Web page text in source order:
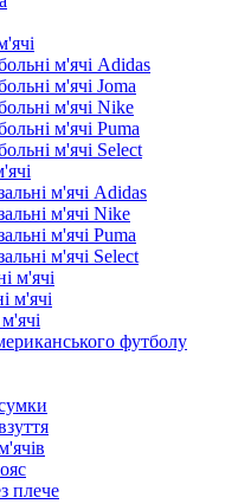
м'ячі Adidas
м'ячі Joma
м'ячі Nike
м'ячі Puma
м'ячі Select
м'ячі Adidas
м'ячі Nike
м'ячі Puma
м'ячі Select
м'ячі
м'ячі
футболу
плече